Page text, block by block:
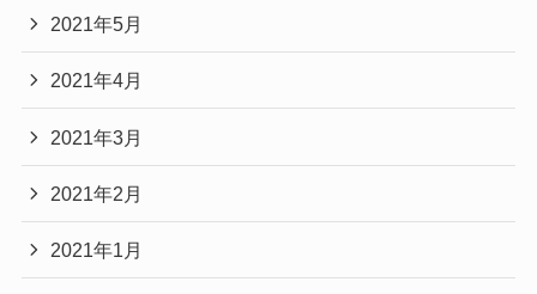
2021年5月
2021年4月
2021年3月
2021年2月
2021年1月